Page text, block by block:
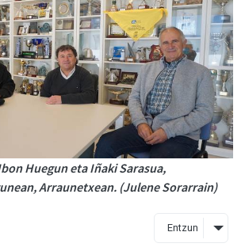
Huegun eta Iñaki Sarasua,
Arraunetxean. (Julene Sorarrain)
Entzun